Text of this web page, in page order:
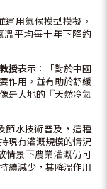
運用氣候模型模擬，
溫平均每十年下降約
授表示：「對於中國
作用，並有助於舒緩
是大地的『天然冷氣
節水技術普及，這種
現有灌溉規模的情況
情景下農業灌溉仍可
續減少，其降溫作用